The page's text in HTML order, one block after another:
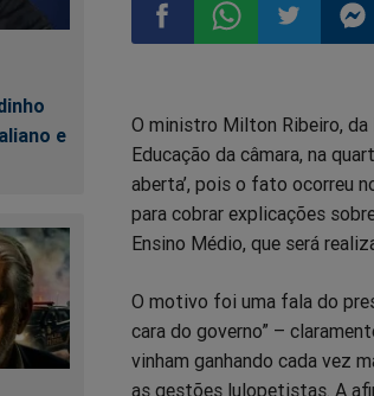
e
no
Facebook
no
Whatsapp
no
Twitter
no
O ministro Milton Ribeiro, da
Educação da câmara, na
aberta’, pois o fato ocorreu
para cobrar explicações
Ensino Médio, que será
O motivo foi uma fala do
cara do governo” –
vinham ganhando cada vez
as gestões lulopetistas. A